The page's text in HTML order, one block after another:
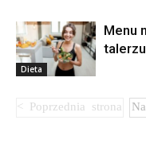
Dieta
Menu